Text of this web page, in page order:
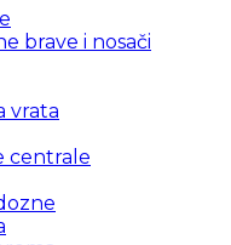
brave i nosači
vrata
centrale